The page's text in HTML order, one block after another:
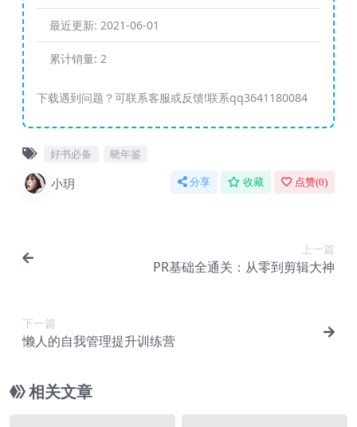
最近更新: 2021-06-01
累计销量: 2
下载遇到问题？可联系客服或反馈!联系qq3641180084
好书必备 晓年鉴
小玥 分享 收藏 点赞(0)
上一篇
PR基础全通关：从零到剪辑大神
下一篇
懒人的自我管理提升训练营
相关文章